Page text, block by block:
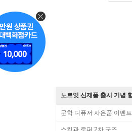
문학 디퓨저 사은품 이벤트
스킵과 로퍼 2차 굿즈